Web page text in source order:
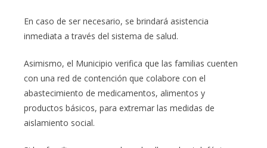
En caso de ser necesario, se brindará asistencia
inmediata a través del sistema de salud.
Asimismo, el Municipio verifica que las familias cuenten
con una red de contención que colabore con el
abastecimiento de medicamentos, alimentos y
productos básicos, para extremar las medidas de
aislamiento social.